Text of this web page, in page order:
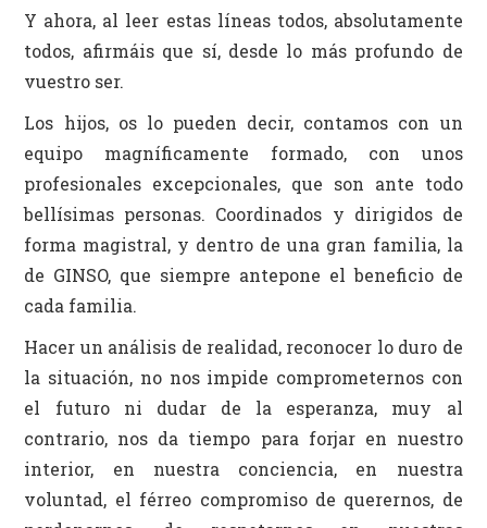
Y ahora, al leer estas líneas todos, absolutamente
todos, afirmáis que sí, desde lo más profundo de
vuestro ser.
Los hijos, os lo pueden decir, contamos con un
equipo magníficamente formado, con unos
profesionales excepcionales, que son ante todo
bellísimas personas. Coordinados y dirigidos de
forma magistral, y dentro de una gran familia, la
de GINSO, que siempre antepone el beneficio de
cada familia.
Hacer un análisis de realidad, reconocer lo duro de
la situación, no nos impide comprometernos con
el futuro ni dudar de la esperanza, muy al
contrario, nos da tiempo para forjar en nuestro
interior, en nuestra conciencia, en nuestra
voluntad, el férreo compromiso de querernos, de